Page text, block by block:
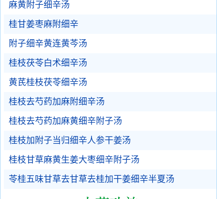
麻黄附子细辛汤
桂甘姜枣麻附细辛
附子细辛黄连黄芩汤
桂枝茯苓白术细辛汤
黄芪桂枝茯苓细辛汤
桂枝去芍药加麻附细辛汤
桂枝去芍药加麻黄细辛附子汤
桂枝加附子当归细辛人参干姜汤
桂枝甘草麻黄生姜大枣细辛附子汤
苓桂五味甘草去甘草去桂加干姜细辛半夏汤